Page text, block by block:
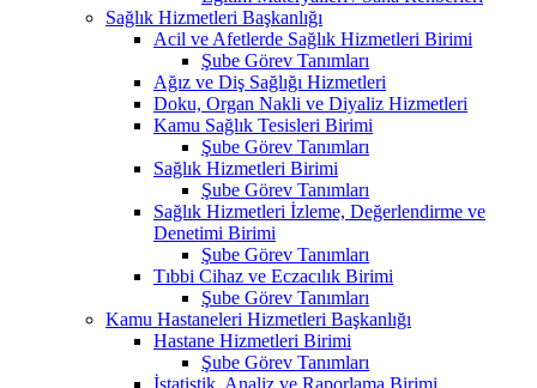
Sağlık Hizmetleri Başkanlığı
Acil ve Afetlerde Sağlık Hizmetleri Birimi
Şube Görev Tanımları
Ağız ve Diş Sağlığı Hizmetleri
Doku, Organ Nakli ve Diyaliz Hizmetleri
Kamu Sağlık Tesisleri Birimi
Şube Görev Tanımları
Sağlık Hizmetleri Birimi
Şube Görev Tanımları
Sağlık Hizmetleri İzleme, Değerlendirme ve
Denetimi Birimi
Şube Görev Tanımları
Tıbbi Cihaz ve Eczacılık Birimi
Şube Görev Tanımları
Kamu Hastaneleri Hizmetleri Başkanlığı
Hastane Hizmetleri Birimi
Şube Görev Tanımları
İstatistik, Analiz ve Raporlama Birimi